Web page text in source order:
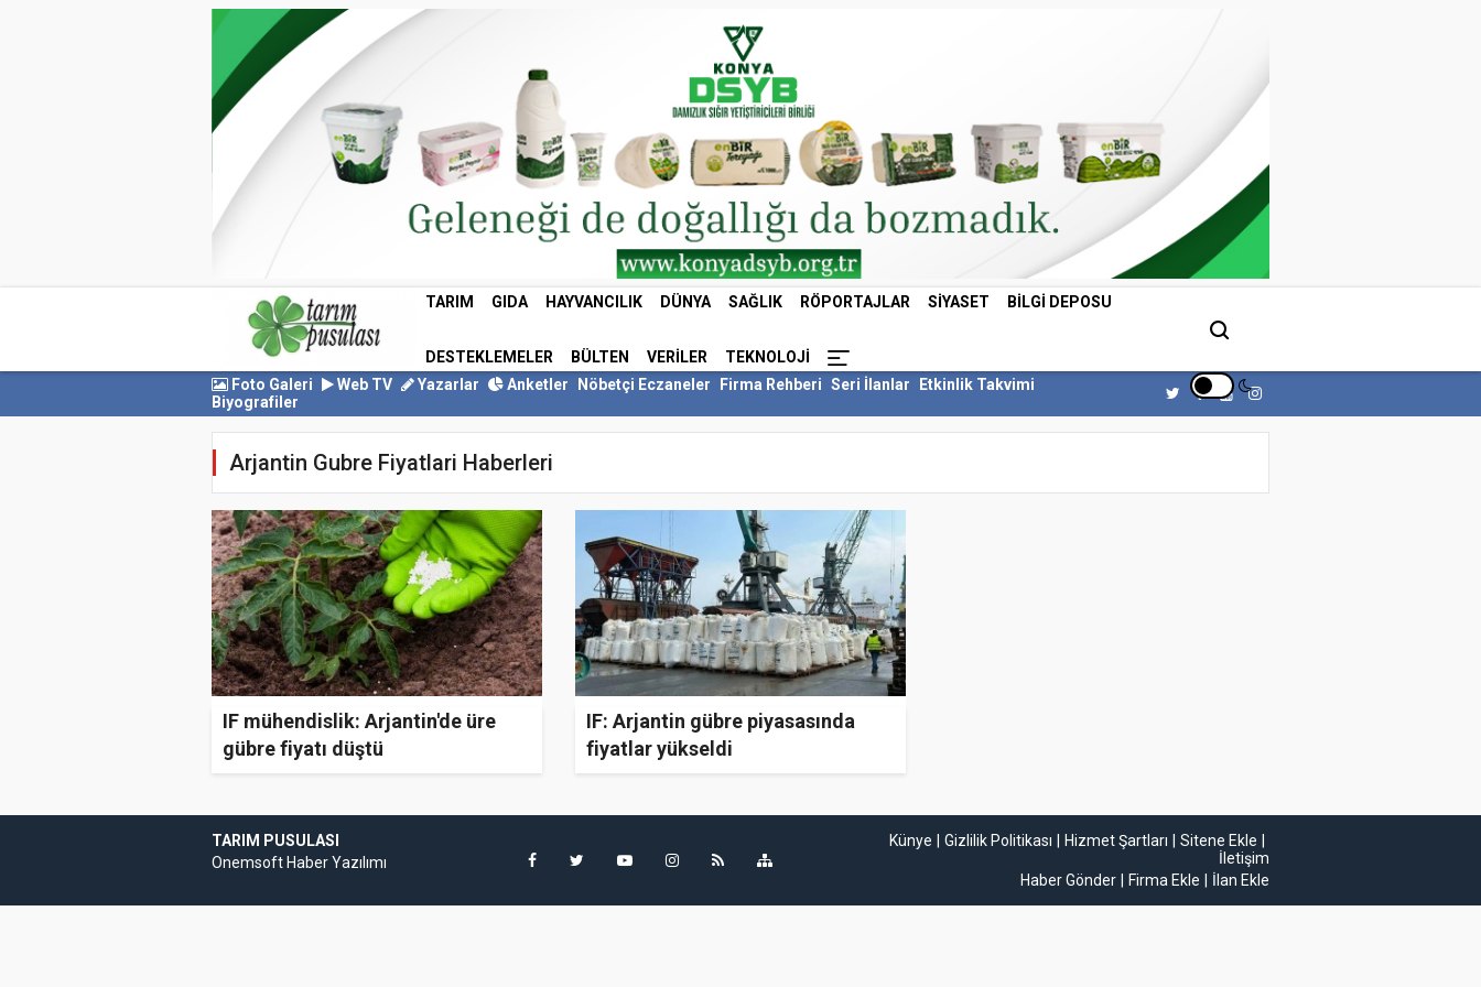
TARIM GIDA HAYVANCILIK DÜNYA SAĞLIK RÖPORTAJLAR SIYASET BILGI DEPOSU
DESTEKLEMELER BÜLTEN VERILER
TEKNOLOJI
Foto Galeri
Web TV Yazarlar Anketler Nöbetçi Eczaneler Firma Rehberi Seri İlanlar
Etkinlik Takvimi
Biyografiler
Arjantin Gubre Fiyatlari Haberleri
IF mühendislik: Arjantin'de üre
gübre fiyatı düştü
IF: Arjantin gübre piyasasında
fiyatlar yükseldi
TARIM PUSULASI
OnemsoftHaber Yazılımı
Künye Gizlilik Politikası Hizmet Şartları
Sitene Ekle
İletişim
Haber Gönder
Firma Ekle İlan Ekle